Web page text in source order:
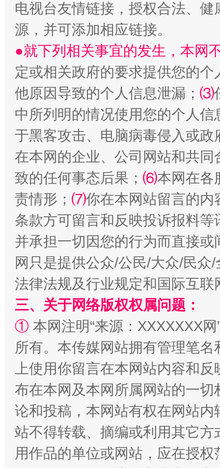
电视台友情链接，授权合法、
源，并可添加相应链接。
●就下列相关事宜的发生，本网
定或相关政府的要求提供您的个
他原因导致的个人信息泄漏； ⑶
中所列明的情况使用您的个人
于黑客攻击、电脑病毒侵入或
在本网的企业、公司网站和共
致的任何事态后果； ⑹本网在各
责情形； ⑺你在本网站留言的内
条款方可留言和反映投诉报料
并承担一切因您的行为而直接
网只是提供公众/公民/大众/民
法律法规及行业规定和国际互
三、关于网络版权权属问题：
① 本网注明“来源：XXXXXXX
所有。本传媒网站拥有管理笔
上使用你留言在本网站内容和
布在本网及本网所属网站的一
论和投稿，本网站有权在网站
站不得转载、摘编或利用其它
用作品的单位或网站，应在授